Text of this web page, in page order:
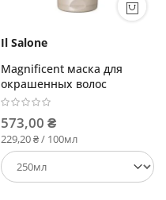
Il Salone
Magnificent маска для
окрашенных волос
573,00 ₴
229,20 ₴ / 100мл